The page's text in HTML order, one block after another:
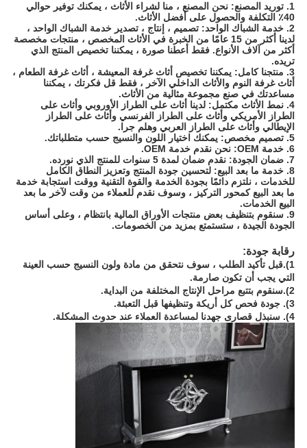
1. توريد المصنع: نحن المصنع ، منا لشراء الأثاث ، يمكنك توفير حوالي
40٪ التكلفة والحصول على أفضل الأثاث.
2. خدمة الشباك الواحد: تصميم ، إنتاج ، تصدير خدمة الشباك الواحد ،
لدينا أكثر من 15 عامًا من الخبرة في الأثاث المخصص ، منتجات مخصصة
أكثر من آلاف الأنواع. فقط أعطنا صورة ، يمكننا تخصيص المنتج الذي
تريده.
3. منتجنا كامل: يمكننا تخصيص أثاث غرفة المعيشة ، أثاث غرفة الطعام ،
أثاث غرفة النوم والأثاث الداخلي الآخر ، فقط قل فكرتك ، يمكننا
مساعدتك في صنع مجموعة مثالية من الأثاث.
4. نمط الأثاث مكتمل: لدينا أثاث على الطراز الأوروبي وأثاث على
الطراز الأمريكي وأثاث على الطراز الفرنسي وأثاث على الطراز
الإيطالي وأثاث على الطراز العربي وهلم جرا.
5. تصميم مخصص: يمكنك اختيار اللون والنسيج حسب متطلباتك.
6. خدمة OEM: نحن نقدم خدمة OEM.
7. ضمان الجودة: نقدم ضمان لمدة 5 سنوات للمنتج الذي نورده.
8. خدمة ما بعد البيع: لتحسين جودة المنتج وتعزيز النطاق الكامل
للخدمات ، نلتزم دائمًا بجودة الخدمة والقوة التقنية ووقت استجابة خدمة
ما بعد البيع كمحور التركيز ، وسوف نقدم للعملاء من وقت لآخر ما بعد
البيع الخدمات.
9. سنقوم بتنظيف بعض منتجات الأوراق المالية بانتظام ، وعلى أساس
الجودة الجيدة ، ستستمتع بمزيد من الخصومات.
رقابة جودة:
1).قبل تأكيد الطلب ، سوف نتحقق من مادة ولون النسيج حسب العينة
التي يجب أن تكون صارمة.
2).سنقوم بتتبع مراحل الإنتاج المختلفة من البداية.
3). جودة فحص كل أريكة وتنظيفها قبل التعبئة.
4). سنبذل قصارى جهدنا لمساعدة العملاء عند حدوث المشكلة.